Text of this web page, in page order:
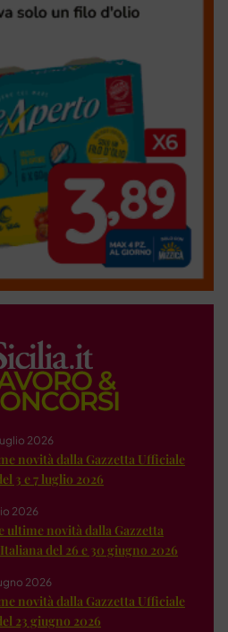
2026
novità dalla Gazzetta Ufficiale
3 e 7 luglio 2026
2026
ultime novità dalla Gazzetta
del 26 e 30 giugno 2026
2026
novità dalla Gazzetta Ufficiale
23 giugno 2026